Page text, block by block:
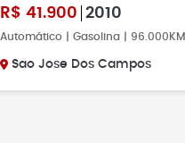
R$ 41.900 2010
Automático | Gasolina | 96.000KM
Sao Jose Dos Campos